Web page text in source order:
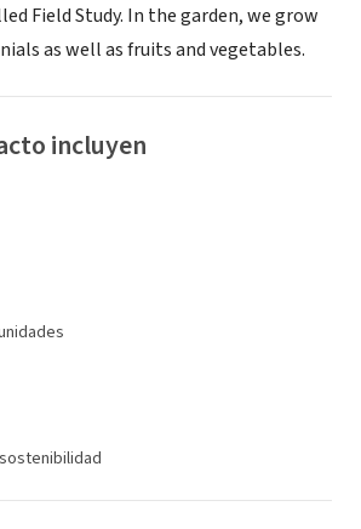
Field Study. In the garden, we grow
as well as fruits and vegetables.
incluyen